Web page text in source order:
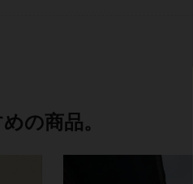
の商品。